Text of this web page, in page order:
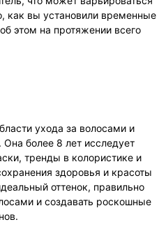
как вы установили временные
этом на протяжении всего
ухода за волосами и
более 8 лет исследует
тренды в колористике и
здоровья и красоты
оттенок, правильно
и создавать роскошные